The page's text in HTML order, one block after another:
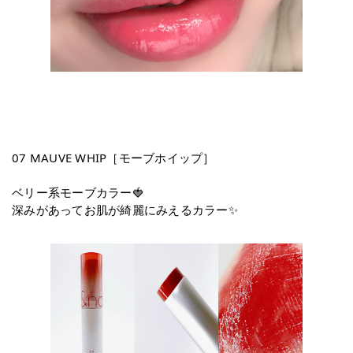
07 MAUVE WHIP［モーブホイップ］
ベリー系モーブカラー🍓
深みがあってお肌が綺麗にみえるカラー✨